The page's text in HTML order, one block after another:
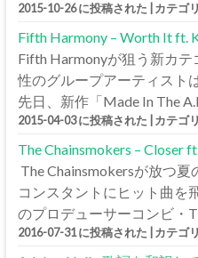
2015-10-26 に投稿された カテゴ
Fifth Harmony – Worth It ft.
Fifth Harmonyが狙う新カ
性のグループアーティスト
先日、新作「Made In The
2015-04-03 に投稿された カテゴ
The Chainsmokers – Closer
The Chainsmokersが放つ
コンスタントにヒット曲を
のプロデューサーコンビ・
2016-07-31 に投稿された カテゴ